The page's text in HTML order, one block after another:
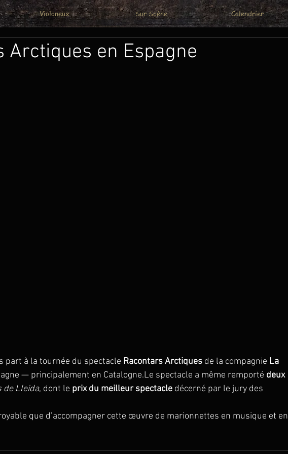
Violoneux Sur Scène Calendrier
Arctiques en Espagne
part à la tournée du spectacle Racontars Arctiques de la compagnie La
— principalement en Catalogne.Le spectacle a même remporté deux
de Lleida, dont le prix du meilleur spectacle décerné par le jury des
que d’accompagner cette œuvre de marionnettes en musique et en